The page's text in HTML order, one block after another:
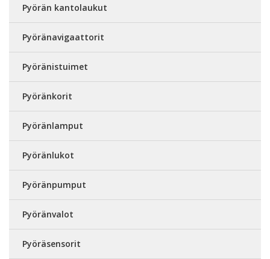
Pyörän kantolaukut
Pyöränavigaattorit
Pyöränistuimet
Pyöränkorit
Pyöränlamput
Pyöränlukot
Pyöränpumput
Pyöränvalot
Pyöräsensorit